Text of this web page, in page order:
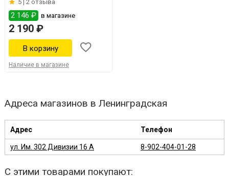
5 | 2 отзыва
2 146 ₽ в магазине
2 190 ₽
Наличие в магазине
Адреса магазинов в Ленинградская
Адрес Телефон
ул. Им. 302 Дивизии 16 А 8-902-404-01-28
С этими товарами покупают: